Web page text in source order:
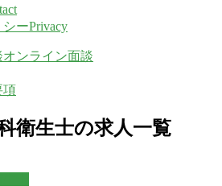
シーPrivacy
オンライン面談
項
衛生士の求人一覧